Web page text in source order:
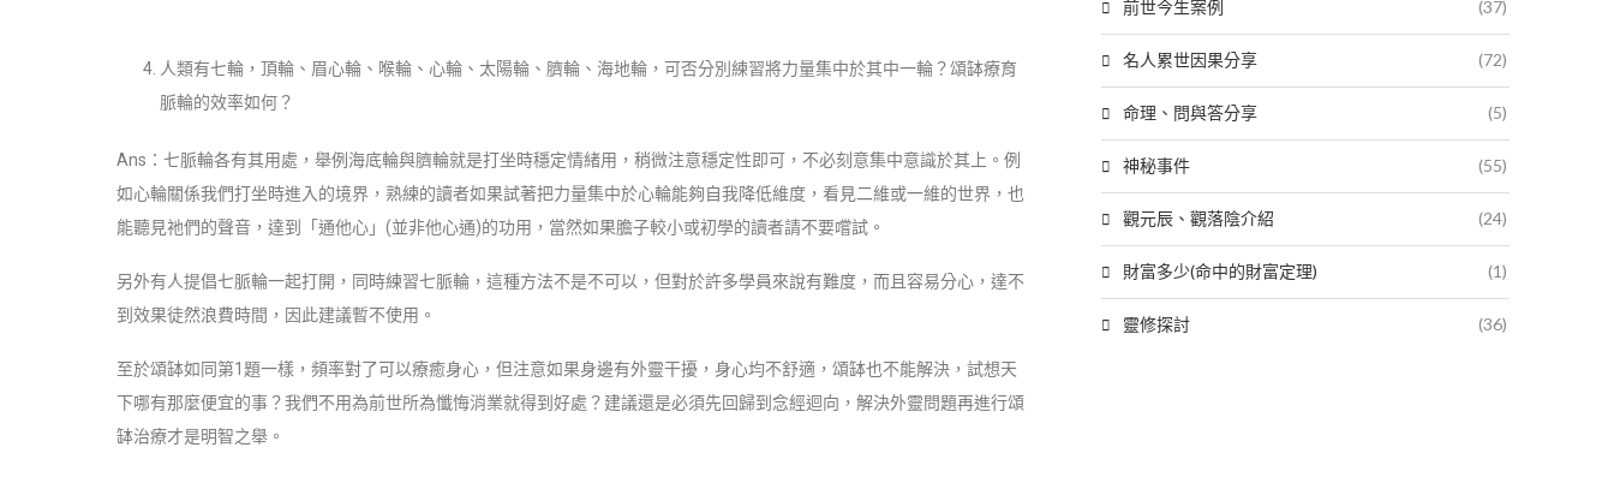
人類有七輪，頂輪、眉心輪、喉輪、心輪、太陽輪、臍輪、海地輪，可否分別練習將力量集中於其中一輪？頌缽療育
脈輪的效率如何？
Ans：七脈輪各有其用處，舉例海底輪與臍輪就是打坐時穩定情緒用，稍微注意穩定性即可，不必刻意集中意識於其上。例
如心輪關係我們打坐時進入的境界，熟練的讀者如果試著把力量集中於心輪能夠自我降低維度，看見二維或一維的世界，也
能聽見祂們的聲音，達到「通他心」(並非他心通)的功用，當然如果膽子較小或初學的讀者請不要嚐試。
另外有人提倡七脈輪一起打開，同時練習七脈輪，這種方法不是不可以，但對於許多學員來說有難度，而且容易分心，達不
到效果徒然浪費時間，因此建議暫不使用。
至於頌缽如同第1題一樣，頻率對了可以療癒身心，但注意如果身邊有外靈干擾，身心均不舒適，頌缽也不能解決，試想天
下哪有那麼便宜的事？我們不用為前世所為懺悔消業就得到好處？建議還是必須先回歸到念經迴向，解決外靈問題再進行頌
缽治療才是明智之舉。
前世今生案例 (37)
名人累世因果分享 (72)
命理、問與答分享 (5)
神秘事件 (55)
觀元辰、觀落陰介紹 (24)
財富多少(命中的財富定理) (1)
靈修探討 (36)